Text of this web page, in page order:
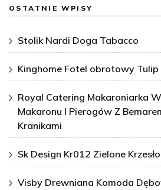
OSTATNIE WPISY
Stolik Nardi Doga Tabacco
Kinghome Fotel obrotowy Tulip
Royal Catering Makaroniarka
Makaronu I Pierogów Z
Kranikami
Sk Design Kr012 Zielone
Visby Drewniana Komoda